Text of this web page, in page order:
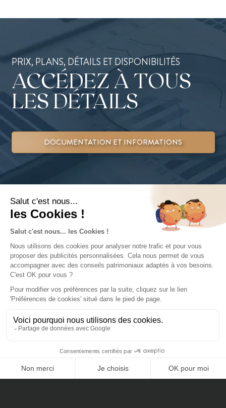
PRIX, PLANS, DÉTAILS ET DISPONIBILITÉS
ACCÉDEZ À TOUS
LES DÉTAILS
DOCUMENTATION ET INFORMATIONS
2 pièces
53 m²
à partir de 514
m²
Duplex 3
de 88 m² à 102
à partir de 557
CONTACTEZ-NOUS